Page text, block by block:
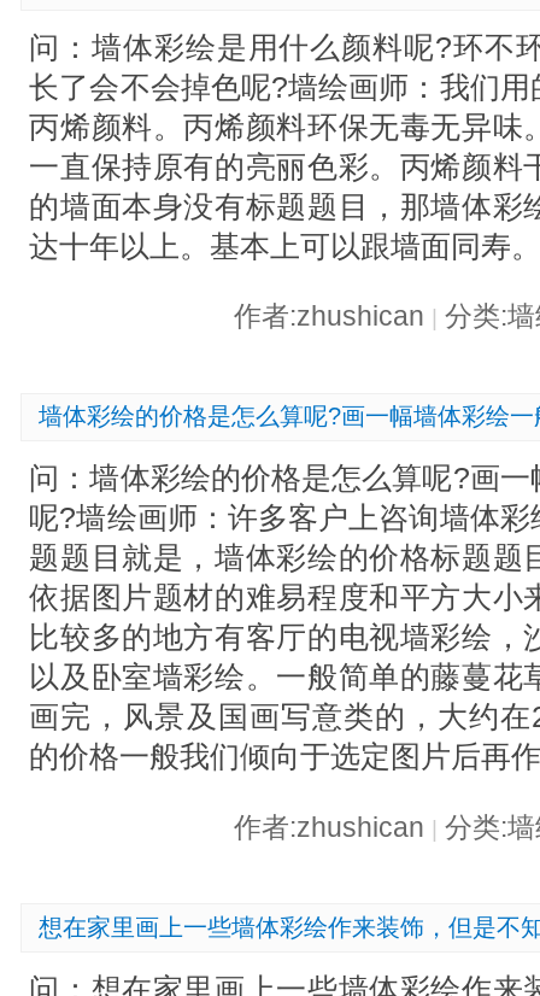
问：墙体彩绘是用什么颜料呢?环不
长了会不会掉色呢?墙绘画师：我们
丙烯颜料。丙烯颜料环保无毒无异味
一直保持原有的亮丽色彩。丙烯颜料
的墙面本身没有标题题目，那墙体彩
达十年以上。基本上可以跟墙面同寿
作者:zhushican 分类:
墙体彩绘的价格是怎么算呢?画一幅墙体彩绘
问：墙体彩绘的价格是怎么算呢?画
呢?墙绘画师：许多客户上咨询墙体
题题目就是，墙体彩绘的价格标题题
依据图片题材的难易程度和平方大小
比较多的地方有客厅的电视墙彩绘，
以及卧室墙彩绘。一般简单的藤蔓花
画完，风景及国画写意类的，大约
的价格一般我们倾向于选定图片后再
作者:zhushican | 分类:
想在家里画上一些墙体彩绘作来装饰，但是不
问：想在家里画上一些墙体彩绘作来